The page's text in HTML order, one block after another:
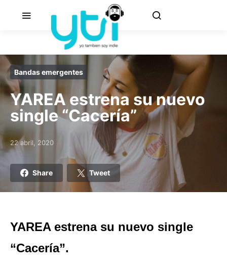
Bandas emergentes
YAREA estrena su nuevo
single “Cacería”
Posted on
22 abril, 2020
Share Tweet
YAREA estrena su nuevo single
“Cacería”.